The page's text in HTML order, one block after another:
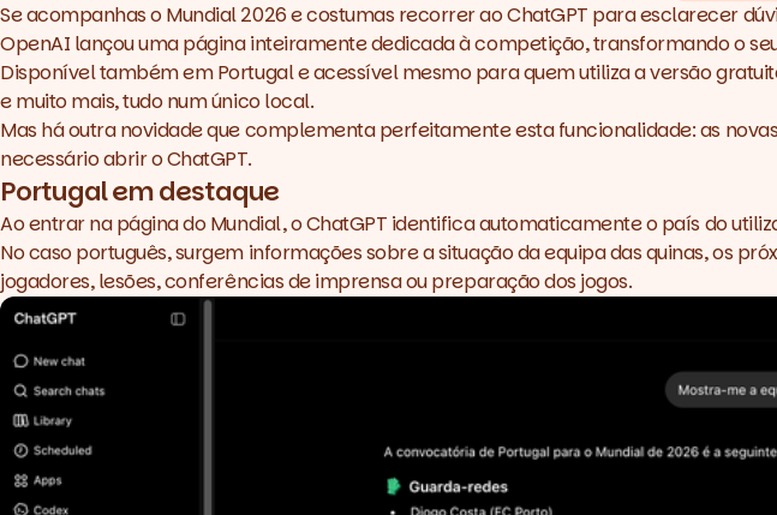
Se acompanhas o Mundial 2026 e costumas recorrer ao ChatGPT para esclarecer
OpenAI lançou uma página inteiramente dedicada à competição, transformando o
Disponível também em Portugal e acessível mesmo para quem utiliza a versão
e muito mais, tudo num único local.
Mas há outra novidade que complementa perfeitamente esta funcionalidade: as
necessário abrir o ChatGPT.
Portugal em destaque
Ao entrar na página do Mundial, o ChatGPT identifica automaticamente o país do
No caso português, surgem informações sobre a situação da equipa das quinas, os
jogadores, lesões, conferências de imprensa ou preparação dos jogos.